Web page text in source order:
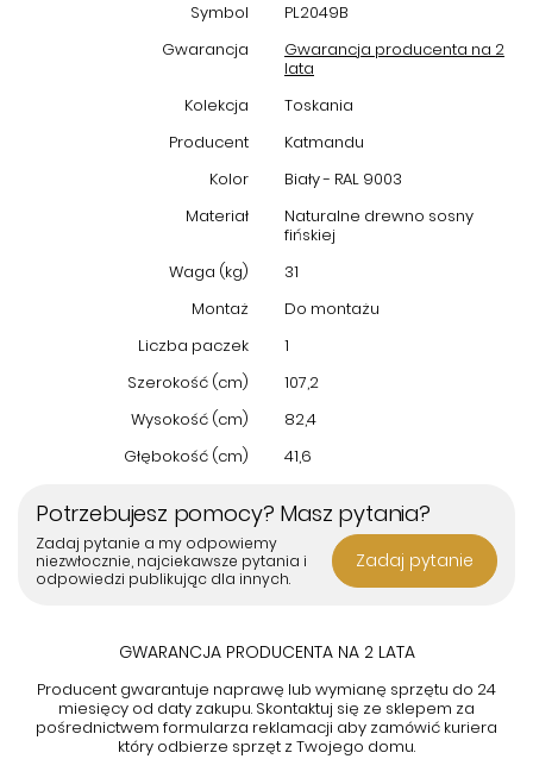
komodę sosnową z szufladami
trwały, praktyczny i estetyczny mebel, który stanie się
funkcjonalnym elementem umeblowania Twojego domu.
użytkowanie, co czyni go idealnym wyborem dla osób
poszukujących wygodnych rozwiązań do przechowywania.
Symbol
PL2049B
Gwarancja
Gwarancja producenta na 2
lata
Kolekcja
Toskania
Producent
Katmandu
Kolor
Biały - RAL 9003
Materiał
Naturalne drewno sosny
fińskiej
Waga (kg)
31
Montaż
Do montażu
Liczba paczek
1
Szerokość (cm)
107,2
Wysokość (cm)
82,4
Głębokość (cm)
41,6
Potrzebujesz pomocy? Masz pytania?
Zadaj pytanie a my odpowiemy
niezwłocznie, najciekawsze pytania i
odpowiedzi publikując dla innych.
Zadaj pytanie
GWARANCJA PRODUCENTA NA 2 LATA
Producent gwarantuje naprawę lub wymianę sprzętu do 24
miesięcy od daty zakupu. Skontaktuj się ze sklepem za
pośrednictwem formularza reklamacji aby zamówić kuriera
który odbierze sprzęt z Twojego domu.